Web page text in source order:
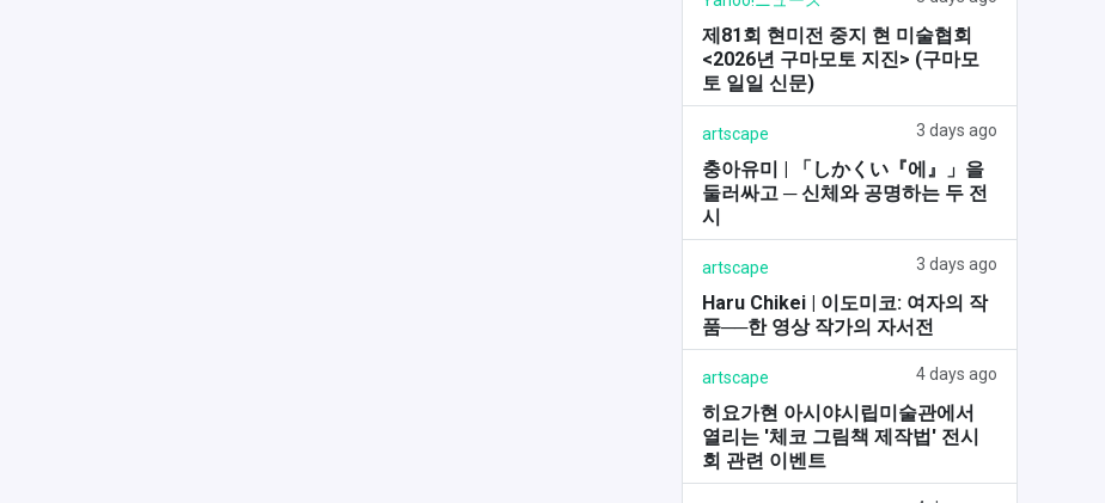
제81회 현미전 중지 현 미술협회
<2026년 구마모토 지진> (구마모
토 일일 신문)
artscape 3 days ago
충아유미 | 「しかくい『에』」을
둘러싸고 ─ 신체와 공명하는 두 전
시
artscape 3 days ago
Haru Chikei | 이도미코: 여자의 작
품──한 영상 작가의 자서전
artscape 4 days ago
히요가현 아시야시립미술관에서
열리는 '체코 그림책 제작법' 전시
회 관련 이벤트